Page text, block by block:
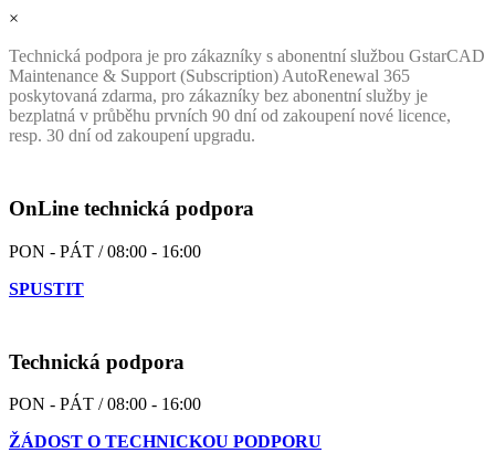
×
Technická podpora je pro zákazníky s abonentní službou GstarCAD
Maintenance & Support (Subscription) AutoRenewal 365
poskytovaná zdarma, pro zákazníky bez abonentní služby je
bezplatná v průběhu prvních 90 dní od zakoupení nové licence,
resp. 30 dní od zakoupení upgradu.
OnLine technická podpora
PON - PÁT / 08:00 - 16:00
SPUSTIT
Technická podpora
PON - PÁT / 08:00 - 16:00
ŽÁDOST O TECHNICKOU PODPORU